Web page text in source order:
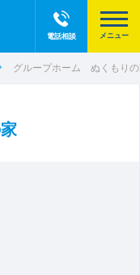
電話相談
グループホーム ぬくもり